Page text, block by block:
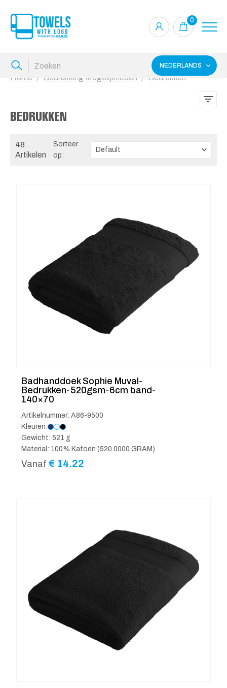
0
NEDERLANDS
Home Bedrukking Mogelijkheden Bedrukken
BEDRUKKEN
48
Artikelen
Sorteer
op:
Badhanddoek Sophie Muval-
Bedrukken-520gsm-6cm band-
140×70
Artikelnummer: A86-9500
Kleuren:
Gewicht: 521 g
Material: 100% Katoen (520.0000 GRAM)
Vanaf € 14.22